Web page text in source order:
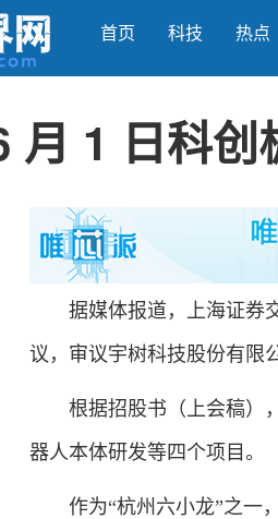
首页 科技 热点
月 1 日科
据媒体报道，上海证券交
议，审议宇树科技股份有限
根据招股书（上会稿），
器人本体研发等四个项目。
作为“杭州六小龙”之一，